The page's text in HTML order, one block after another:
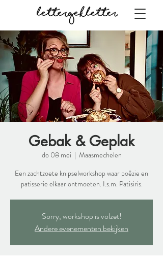
Gebak & Geplak
do 08 mei
  |
Maasmechelen
Een zachtzoete knipselworkshop waar poëzie en
patisserie elkaar ontmoeten. I.s.m. Patisiris.
Sorry, workshop is volzet!
Andere evenementen bekijken